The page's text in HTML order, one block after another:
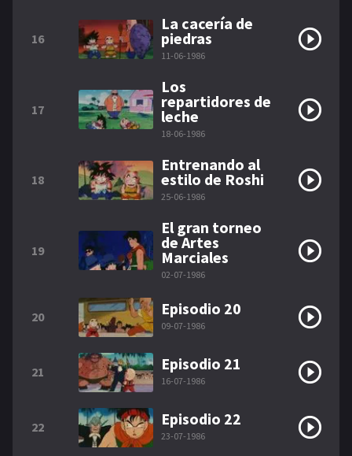
16
La cacería de
piedras
11-06-1986
17
Los
repartidores de
leche
18-06-1986
18
Entrenando al
estilo de Roshi
25-06-1986
19
El gran torneo
de Artes
Marciales
02-07-1986
20 Episodio 20
09-07-1986
21 Episodio 21
16-07-1986
22 Episodio 22
23-07-1986